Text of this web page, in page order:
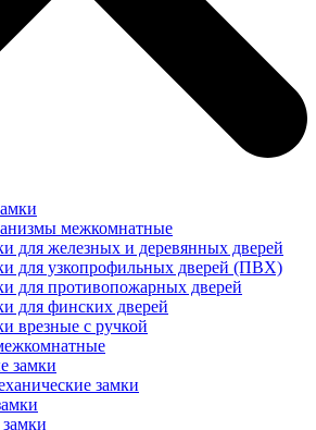
межкомнатные
для железных и деревянных дверей
для узкопрофильных дверей (ПВХ)
для противопожарных дверей
для финских дверей
врезные с ручкой
замки
замки